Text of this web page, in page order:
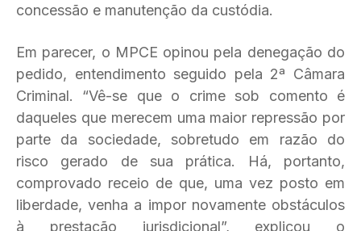
concessão e manutenção da custódia.
Em parecer, o MPCE opinou pela denegação do
pedido, entendimento seguido pela 2ª Câmara
Criminal. “Vê-se que o crime sob comento é
daqueles que merecem uma maior repressão por
parte da sociedade, sobretudo em razão do
risco gerado de sua prática. Há, portanto,
comprovado receio de que, uma vez posto em
liberdade, venha a impor novamente obstáculos
à prestação jurisdicional”, explicou o